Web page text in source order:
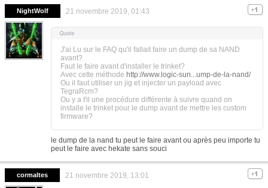
NightWolf 21 novembre 2019, 01:43
J'ai Lu sur le FAQ qu'il fallait faire un dump de sa NAND
avant?
Faut le faire avant d'installer le trinket?
Avec cette méthode http://www.logic-sun...ump-de-la-nand/
Ou il faut utiliser un jig et injecter un payload avec
TegraRcm?
Ou y a t'il une procédure différente à suivre quand on
installe le trinket pour le dump avant de mettre les custom
firmware?
le dump de la nand tu peut le faire avant ou après peu importe tu
peut le faire avec hekate sans souci
cormaltes 21 novembre 2019, 13:01